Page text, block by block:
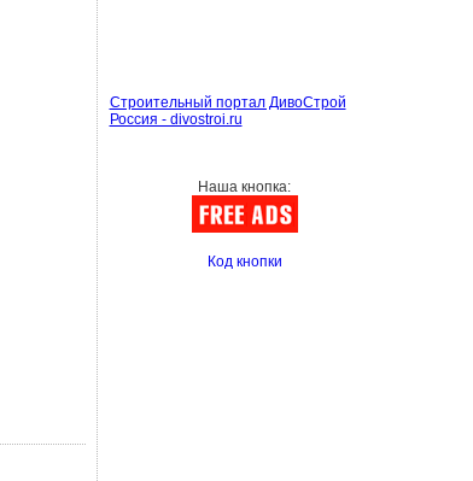
Строительный портал ДивоСтрой
Россия - divostroi.ru
Наша кнопка:
Код кнопки